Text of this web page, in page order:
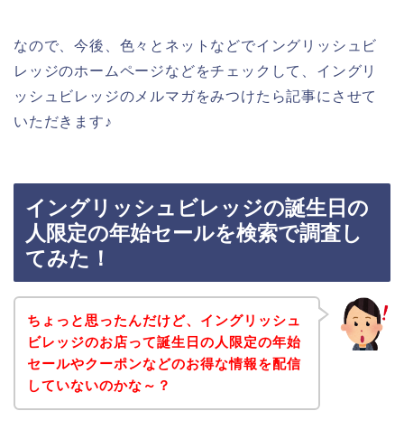
なので、今後、色々とネットなどでイングリッシュビ
レッジのホームページなどをチェックして、イングリ
ッシュビレッジのメルマガをみつけたら記事にさせて
いただきます♪
イングリッシュビレッジの誕生日の
人限定の年始セールを検索で調査し
てみた！
ちょっと思ったんだけど、イングリッシュ
ビレッジのお店って誕生日の人限定の年始
セールやクーポンなどのお得な情報を配信
していないのかな～？